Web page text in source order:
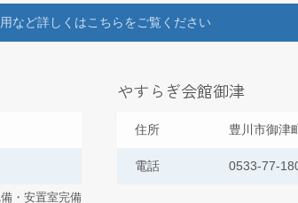
など詳しくはこちらをご覧ください
・安置室完備
やすらぎ会館御津
住所 豊川市御津
電話 0533-77-